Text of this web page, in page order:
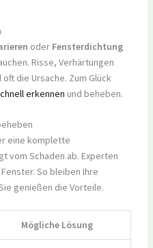
oder Fensterdichtung
Risse, Verhärtungen
die Ursache. Zum Glück
erkennen und beheben.
eine komplette
vom Schaden ab. Experten
So bleiben Ihre
genießen die Vorteile.
Mögliche Lösung